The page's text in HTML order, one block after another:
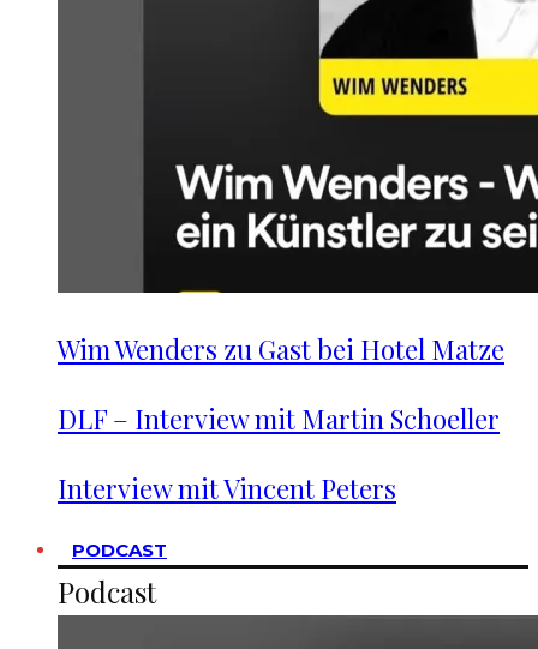
Wim Wenders zu Gast bei Hotel Matze
DLF – Interview mit Martin Schoeller
Interview mit Vincent Peters
PODCAST
Podcast